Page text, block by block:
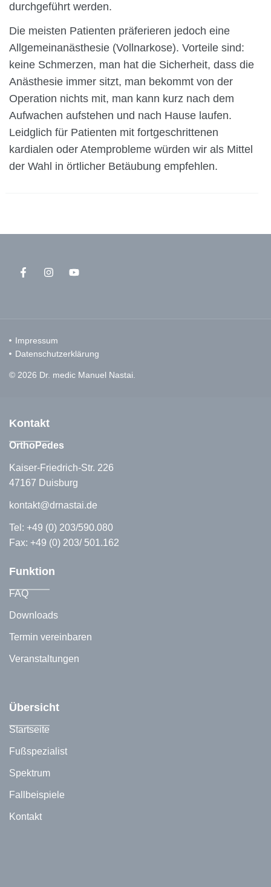
durchgeführt werden.
Die meisten Patienten präferieren jedoch eine
Allgemeinanästhesie (Vollnarkose). Vorteile sind:
keine Schmerzen, man hat die Sicherheit, dass die
Anästhesie immer sitzt, man bekommt von der
Operation nichts mit, man kann kurz nach dem
Aufwachen aufstehen und nach Hause laufen.
Leidglich für Patienten mit fortgeschrittenen
kardialen oder Atemprobleme würden wir als Mittel
der Wahl in örtlicher Betäubung empfehlen.
Impressum
Datenschutzerklärung
© 2026 Dr. medic Manuel Nastai.
Kontakt
OrthoPedes
Kaiser-Friedrich-Str. 226
47167 Duisburg
kontakt@drnastai.de
Tel: +49 (0) 203/590.080
Fax: +49 (0) 203/ 501.162
Funktion
FAQ
Downloads
Termin vereinbaren
Veranstaltungen
Übersicht
Startseite
Fußspezialist
Spektrum
Fallbeispiele
Kontakt